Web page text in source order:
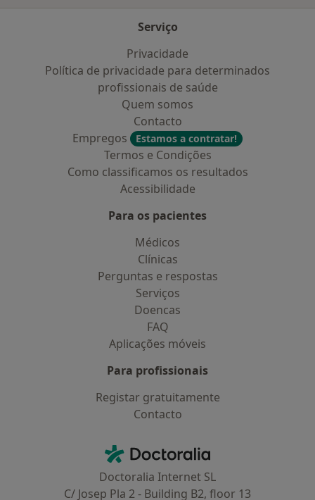
Serviço
Privacidade
Política de privacidade para determinados
profissionais de saúde
Quem somos
Contacto
Empregos
Estamos a contratar!
Termos e Condições
Como classificamos os resultados
Acessibilidade
Para os pacientes
Médicos
Clínicas
Perguntas e respostas
Serviços
Doencas
FAQ
Aplicações móveis
Para profissionais
Registar gratuitamente
Contacto
Doctoralia - Homepage
Doctoralia Internet SL
C/ Josep Pla 2 - Building B2, floor 13